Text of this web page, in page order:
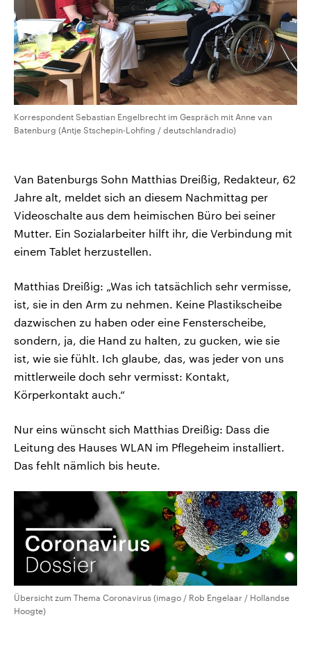
Korrespondent Sebastian Engelbrecht im Gespräch mit Anne van
Batenburg (Antje Stschepin-Lohfing / deutschlandradio)
Van Batenburgs Sohn Matthias Dreißig, Redakteur, 62
Jahre alt, meldet sich an diesem Nachmittag per
Videoschalte aus dem heimischen Büro bei seiner
Mutter. Ein Sozialarbeiter hilft ihr, die Verbindung mit
einem Tablet herzustellen.
Matthias Dreißig: „Was ich tatsächlich sehr vermisse,
ist, sie in den Arm zu nehmen. Keine Plastikscheibe
dazwischen zu haben oder eine Fensterscheibe,
sondern, ja, die Hand zu halten, zu gucken, wie sie
ist, wie sie fühlt. Ich glaube, das, was jeder von uns
mittlerweile doch sehr vermisst: Kontakt,
Körperkontakt auch.“
Nur eins wünscht sich Matthias Dreißig: Dass die
Leitung des Hauses WLAN im Pflegeheim installiert.
Das fehlt nämlich bis heute.
Übersicht zum Thema Coronavirus (imago / Rob Engelaar / Hollandse
Hoogte)